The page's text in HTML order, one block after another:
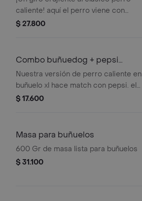
caliente! aquí el perro viene con
buñuelo xl . 2 buñuedogs con
irresistible
$ 27.800
Combo buñuedog + pepsi
400ml
Nuestra versión de perro caliente en
buñuelo xl hace match con pepsi. el
combo pa que no te coja el antojo mal
$ 17.600
Masa para buñuelos
600 Gr de masa lista para buñuelos
$ 31.100